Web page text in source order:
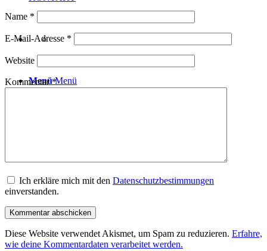
Menü Menü
Name *
E-Mail-Adresse *
Website
Kommentar*
Ich erkläre mich mit den Datenschutzbestimmungen
einverstanden.
Diese Website verwendet Akismet, um Spam zu reduzieren. Erfahre,
wie deine Kommentardaten verarbeitet werden.